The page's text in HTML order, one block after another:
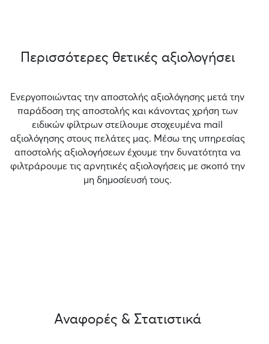
Περισσότερες θετικές αξιολογήσει
Ενεργοποιώντας την αποστολής αξιολόγησης μετά την
παράδοση της αποστολής και κάνοντας χρήση των
ειδικών φίλτρων στείλουμε στοχευμένα mail
αξιολόγησης στους πελάτες μας. Μέσω της υπηρεσίας
αποστολής αξιολογήσεων έχουμε την δυνατότητα να
φιλτράρουμε τις αρνητικές αξιολογήσεις με σκοπό την
μη δημοσίευσή τους.
Αναφορές & Στατιστικά